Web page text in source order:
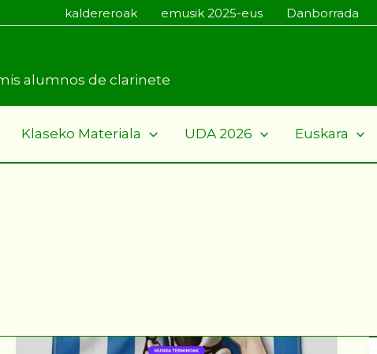
kaldereroak emusik 2025-eus Danborrada
alumnos de clarinete
Klaseko Materiala UDA 2026 Euskara